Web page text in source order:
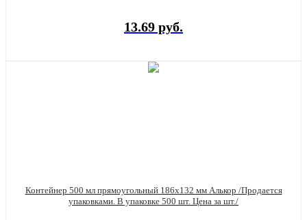
13.69 руб.
Контейнер 500 мл прямоугольный 186х132 мм Алькор /Продается
упаковками. В упаковке 500 шт. Цена за шт./